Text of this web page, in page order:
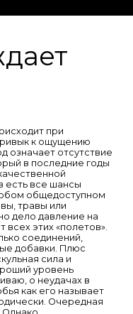
при
к ощущению
означает отсутствие
в последние годы
есть все шансы
общедоступном
травы или
дело давление на
этих «полетов».
соединений,
добавки. Плюс
сила и
уровень
о неудачах в
как его называет
Очередная